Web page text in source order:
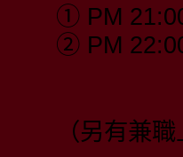
① PM
② PM
（另有兼